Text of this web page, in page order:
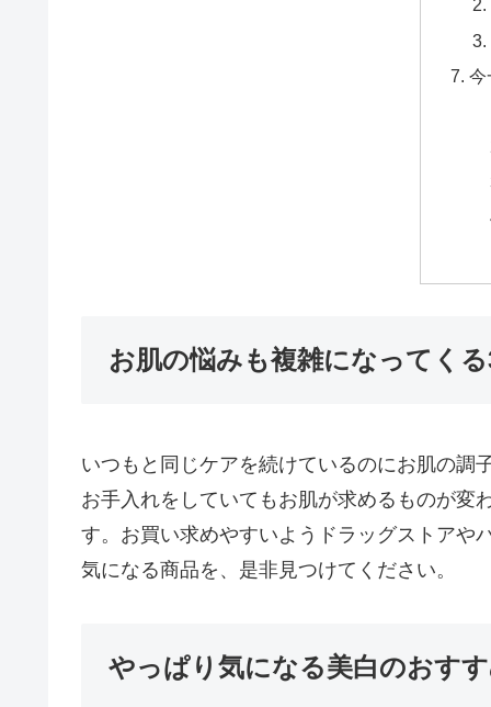
今
お肌の悩みも複雑になってく
いつもと同じケアを続けているのにお肌の調
お手入れをしていてもお肌が求めるものが変
す。お買い求めやすいようドラッグストアや
気になる商品を、是非見つけてください。
やっぱり気になる美白のおす